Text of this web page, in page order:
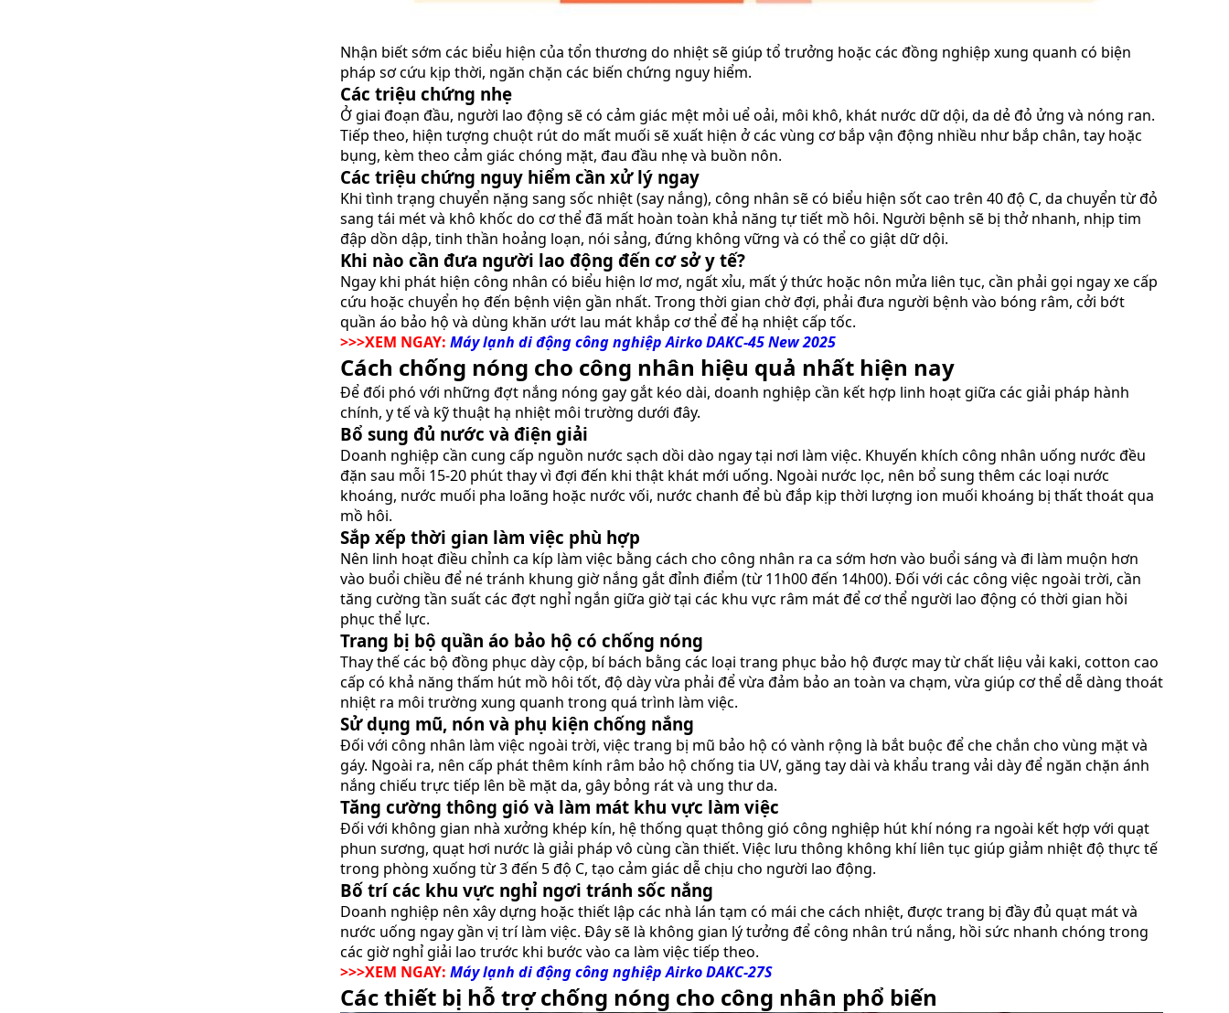
Nhận biết sớm các biểu hiện của tổn thương do nhiệt sẽ giúp tổ trưởng hoặc các đồng nghiệp xung quanh có biện
pháp sơ cứu kịp thời, ngăn chặn các biến chứng nguy hiểm.
Các triệu chứng nhẹ
Ở giai đoạn đầu, người lao động sẽ có cảm giác mệt mỏi uể oải, môi khô, khát nước dữ dội, da dẻ đỏ ửng và nóng ran.
Tiếp theo, hiện tượng chuột rút do mất muối sẽ xuất hiện ở các vùng cơ bắp vận động nhiều như bắp chân, tay hoặc
bụng, kèm theo cảm giác chóng mặt, đau đầu nhẹ và buồn nôn.
Các triệu chứng nguy hiểm cần xử lý ngay
Khi tình trạng chuyển nặng sang sốc nhiệt (say nắng), công nhân sẽ có biểu hiện sốt cao trên 40 độ C, da chuyển từ đỏ
sang tái mét và khô khốc do cơ thể đã mất hoàn toàn khả năng tự tiết mồ hôi. Người bệnh sẽ bị thở nhanh, nhịp tim
đập dồn dập, tinh thần hoảng loạn, nói sảng, đứng không vững và có thể co giật dữ dội.
Khi nào cần đưa người lao động đến cơ sở y tế?
Ngay khi phát hiện công nhân có biểu hiện lơ mơ, ngất xỉu, mất ý thức hoặc nôn mửa liên tục, cần phải gọi ngay xe cấp
cứu hoặc chuyển họ đến bệnh viện gần nhất. Trong thời gian chờ đợi, phải đưa người bệnh vào bóng râm, cởi bớt
quần áo bảo hộ và dùng khăn ướt lau mát khắp cơ thể để hạ nhiệt cấp tốc.
>>>XEM NGAY: Máy lạnh di động công nghiệp Airko DAKC-45 New 2025
Cách chống nóng cho công nhân hiệu quả nhất hiện nay
Để đối phó với những đợt nắng nóng gay gắt kéo dài, doanh nghiệp cần kết hợp linh hoạt giữa các giải pháp hành
chính, y tế và kỹ thuật hạ nhiệt môi trường dưới đây.
Bổ sung đủ nước và điện giải
Doanh nghiệp cần cung cấp nguồn nước sạch dồi dào ngay tại nơi làm việc. Khuyến khích công nhân uống nước đều
đặn sau mỗi 15-20 phút thay vì đợi đến khi thật khát mới uống. Ngoài nước lọc, nên bổ sung thêm các loại nước
khoáng, nước muối pha loãng hoặc nước vối, nước chanh để bù đắp kịp thời lượng ion muối khoáng bị thất thoát qua
mồ hôi.
Sắp xếp thời gian làm việc phù hợp
Nên linh hoạt điều chỉnh ca kíp làm việc bằng cách cho công nhân ra ca sớm hơn vào buổi sáng và đi làm muộn hơn
vào buổi chiều để né tránh khung giờ nắng gắt đỉnh điểm (từ 11h00 đến 14h00). Đối với các công việc ngoài trời, cần
tăng cường tần suất các đợt nghỉ ngắn giữa giờ tại các khu vực râm mát để cơ thể người lao động có thời gian hồi
phục thể lực.
Trang bị bộ quần áo bảo hộ có chống nóng
Thay thế các bộ đồng phục dày cộp, bí bách bằng các loại trang phục bảo hộ được may từ chất liệu vải kaki, cotton cao
cấp có khả năng thấm hút mồ hôi tốt, độ dày vừa phải để vừa đảm bảo an toàn va chạm, vừa giúp cơ thể dễ dàng thoát
nhiệt ra môi trường xung quanh trong quá trình làm việc.
Sử dụng mũ, nón và phụ kiện chống nắng
Đối với công nhân làm việc ngoài trời, việc trang bị mũ bảo hộ có vành rộng là bắt buộc để che chắn cho vùng mặt và
gáy. Ngoài ra, nên cấp phát thêm kính râm bảo hộ chống tia UV, găng tay dài và khẩu trang vải dày để ngăn chặn ánh
nắng chiếu trực tiếp lên bề mặt da, gây bỏng rát và ung thư da.
Tăng cường thông gió và làm mát khu vực làm việc
Đối với không gian nhà xưởng khép kín, hệ thống quạt thông gió công nghiệp hút khí nóng ra ngoài kết hợp với quạt
phun sương, quạt hơi nước là giải pháp vô cùng cần thiết. Việc lưu thông không khí liên tục giúp giảm nhiệt độ thực tế
trong phòng xuống từ 3 đến 5 độ C, tạo cảm giác dễ chịu cho người lao động.
Bố trí các khu vực nghỉ ngơi tránh sốc nắng
Doanh nghiệp nên xây dựng hoặc thiết lập các nhà lán tạm có mái che cách nhiệt, được trang bị đầy đủ quạt mát và
nước uống ngay gần vị trí làm việc. Đây sẽ là không gian lý tưởng để công nhân trú nắng, hồi sức nhanh chóng trong
các giờ nghỉ giải lao trước khi bước vào ca làm việc tiếp theo.
>>>XEM NGAY: Máy lạnh di động công nghiệp Airko DAKC-27S
Các thiết bị hỗ trợ chống nóng cho công nhân phổ biến